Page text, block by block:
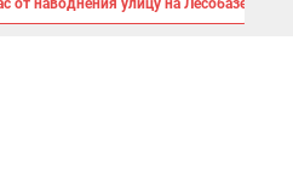
от наводнения улицу на Лесобазе